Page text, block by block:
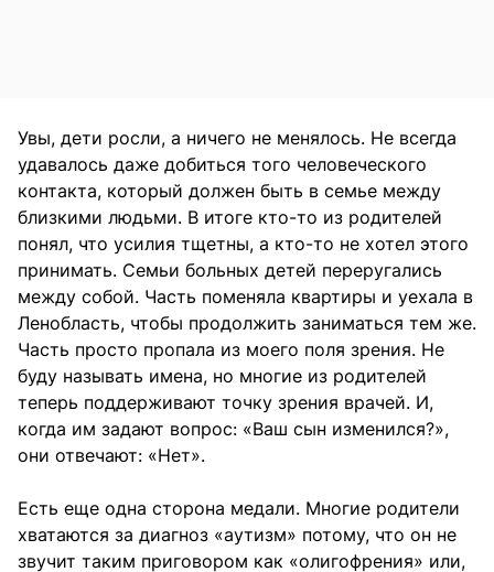
Увы, дети росли, а ничего не менялось. Не всегда
удавалось даже добиться того человеческого
контакта, который должен быть в семье между
близкими людьми. В итоге кто-то из родителей
понял, что усилия тщетны, а кто-то не хотел этого
принимать. Семьи больных детей переругались
между собой. Часть поменяла квартиры и уехала в
Ленобласть, чтобы продолжить заниматься тем же.
Часть просто пропала из моего поля зрения. Не
буду называть имена, но многие из родителей
теперь поддерживают точку зрения врачей. И,
когда им задают вопрос: «Ваш сын изменился?»,
они отвечают: «Нет».
Есть еще одна сторона медали. Многие родители
хватаются за диагноз «аутизм» потому, что он не
звучит таким приговором как «олигофрения» или,